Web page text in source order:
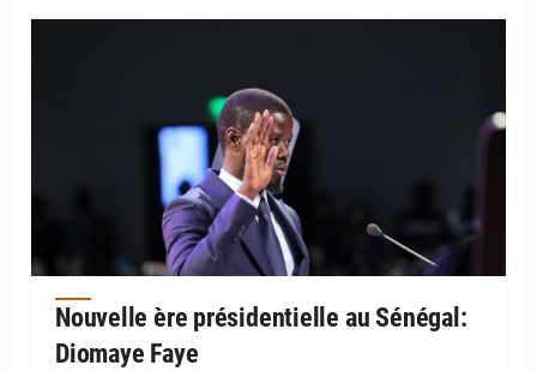
Nouvelle ère présidentielle au Sénégal:
Diomaye Faye